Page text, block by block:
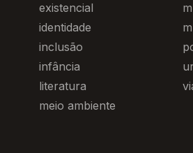
existencial
identidade
inclusão
infância
literatura
meio ambiente